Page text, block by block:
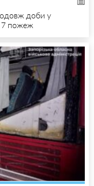
доби у
7 пожеж